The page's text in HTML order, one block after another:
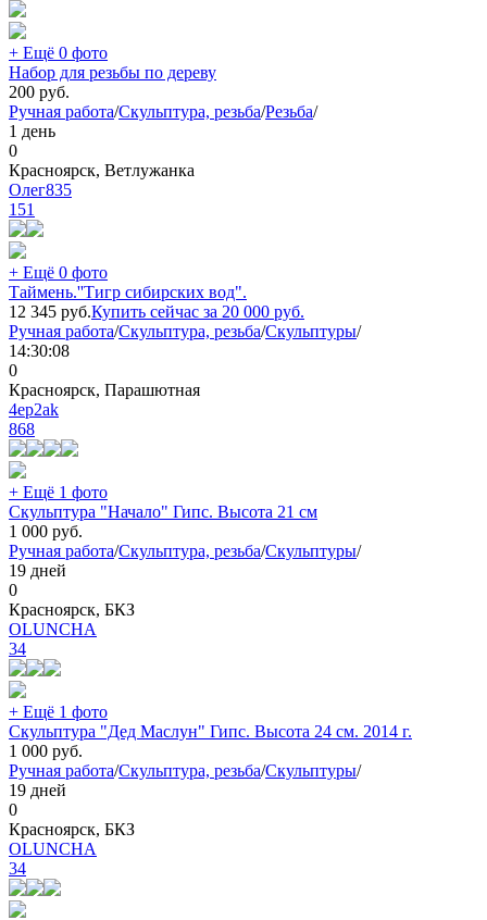
+ Ещё 0 фото
Набор для резьбы по дереву
200 руб.
Ручная работа/Скульптура, резьба/Резьба/
1 день
0
Красноярск, Ветлужанка
Олег835
151
+ Ещё 0 фото
Таймень.''Тигр сибирских вод".
12 345 руб.Купить сейчас за 20 000 руб.
Ручная работа/Скульптура, резьба/Скульптуры/
14:30:08
0
Красноярск, Парашютная
4ep2ak
868
+ Ещё 1 фото
Скульптура "Начало" Гипс. Высота 21 см
1 000 руб.
Ручная работа/Скульптура, резьба/Скульптуры/
19 дней
0
Красноярск, БКЗ
OLUNCHA
34
+ Ещё 1 фото
Скульптура "Дед Маслун" Гипс. Высота 24 см. 2014 г.
1 000 руб.
Ручная работа/Скульптура, резьба/Скульптуры/
19 дней
0
Красноярск, БКЗ
OLUNCHA
34